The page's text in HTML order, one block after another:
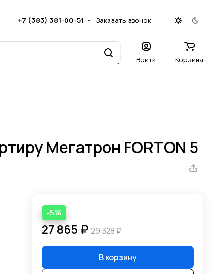
+7 (383) 381-00-51 Заказать звонок
Войти Корзина
Мегатрон FORTON 5
-5%
27 865 ₽ 29 328 ₽
В корзину